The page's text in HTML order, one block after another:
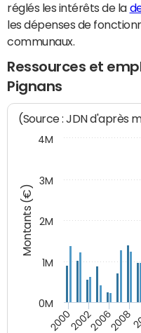
réglés les intérêts de la
les dépenses de
communaux.
Ressources et
Pignans
Montants (€)
(Source : JDN d'après
2000200220062008
0M
1M
2M
3M
4M